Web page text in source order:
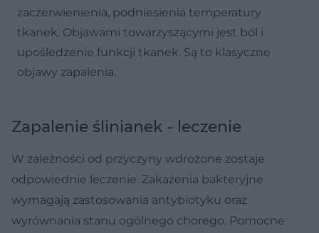
zaczerwienienia, podniesienia temperatury
tkanek. Objawami towarzyszącymi jest ból i
upośledzenie funkcji tkanek. Są to klasyczne
objawy zapalenia.
Zapalenie ślinianek - leczenie
W zależności od przyczyny wdrożone zostaje
odpowiednie leczenie. Zakażenia bakteryjne
wymagają zastosowania antybiotyku oraz
wyrównania stanu ogólnego chorego. Pomocne